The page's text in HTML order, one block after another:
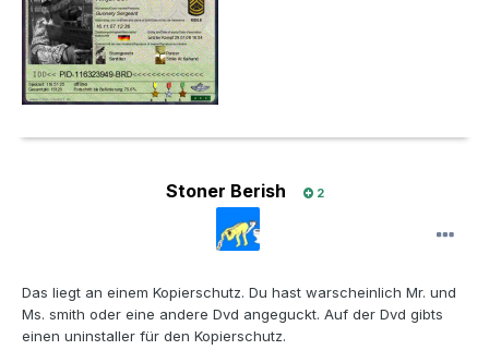
Stoner Berish 2
Das liegt an einem Kopierschutz. Du hast warscheinlich Mr. und
Ms. smith oder eine andere Dvd angeguckt. Auf der Dvd gibts
einen uninstaller für den Kopierschutz.